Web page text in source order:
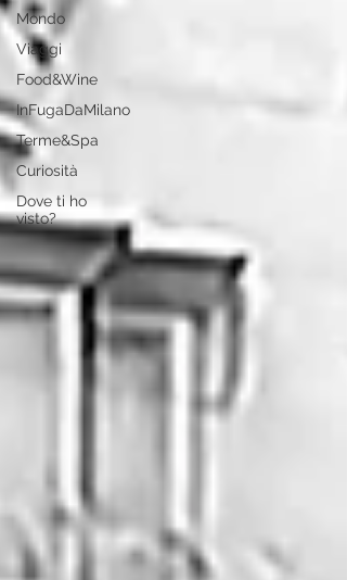
Mondo
Viaggi
Food&Wine
InFugaDaMilano
Terme&Spa
Curiosità
Dove ti ho
visto?